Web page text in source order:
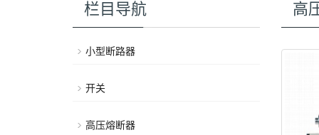
高
栏目导航
小型断路器
开关
高压熔断器